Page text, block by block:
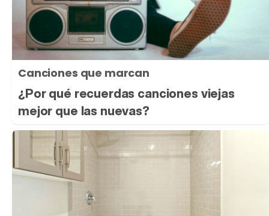
Canciones que marcan
¿Por qué recuerdas canciones viejas
mejor que las nuevas?